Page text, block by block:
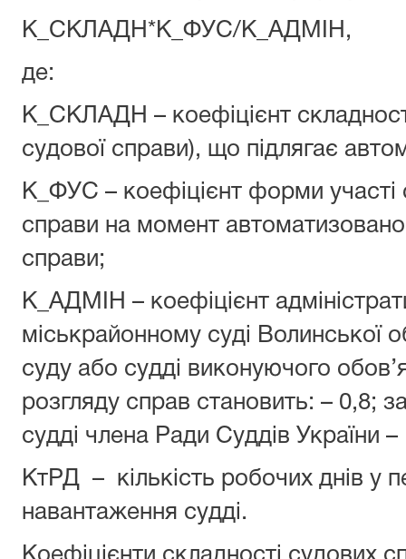
К_СКЛАДН*К_ФУС/К_АДМІН,
де:
К_СКЛАДН – коефіцієнт
судової справи), що підлягає
К_ФУС – коефіцієнт форми участі
справи на момент
справи;
К_АДМІН – коефіцієнт
міськрайонному суді Волинської
суду або судді виконуючого
розгляду справ становить: – 0,8;
судді члена Ради Суддів України –
КтРД – кількість робочих днів у
навантаження судді.